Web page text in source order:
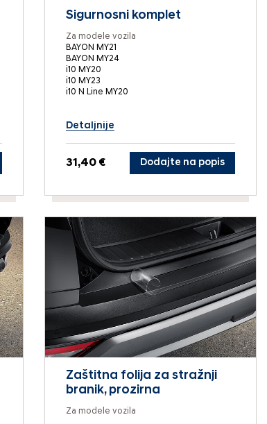
Sigurnosni komplet
Za modele vozila
BAYON MY21
BAYON MY24
i10 MY20
i10 MY23
i10 N Line MY20
Detaljnije
31,40 € Dodajte na popis
Zaštitna folija za stražnji
branik, prozirna
Za modele vozila